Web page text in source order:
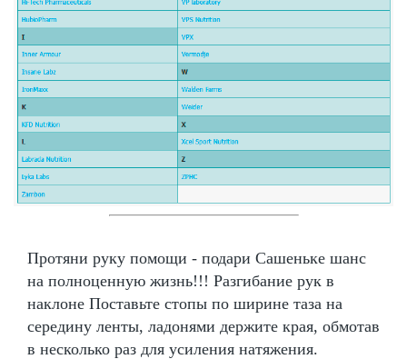
Протяни руку помощи - подари Сашеньке шанс
на полноценную жизнь!!! Разгибание рук в
наклоне Поставьте стопы по ширине таза на
середину ленты, ладонями держите края, обмотав
в несколько раз для усиления натяжения.